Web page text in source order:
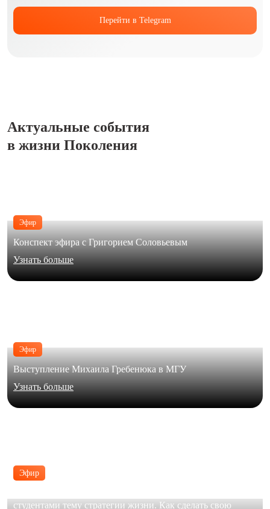
Перейти в Telegram
Актуальные события
в жизни Поколения
Эфир
студентами тему стратегии жизни. Как сделать свою
Эфир
Конспект эфира с Григорием Соловьевым
Узнать больше
Эфир
Выступление Михаила Гребенюка в МГУ
Узнать больше